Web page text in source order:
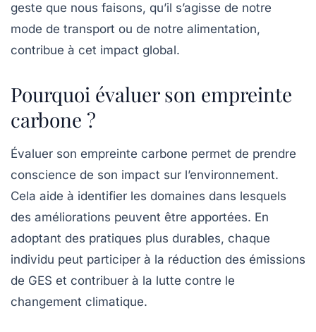
geste que nous faisons, qu’il s’agisse de notre
mode de transport ou de notre alimentation,
contribue à cet impact global.
Pourquoi évaluer son empreinte
carbone ?
Évaluer son empreinte carbone permet de prendre
conscience de son impact sur l’environnement.
Cela aide à identifier les domaines dans lesquels
des améliorations peuvent être apportées. En
adoptant des pratiques plus durables, chaque
individu peut participer à la réduction des émissions
de GES et contribuer à la lutte contre le
changement climatique.